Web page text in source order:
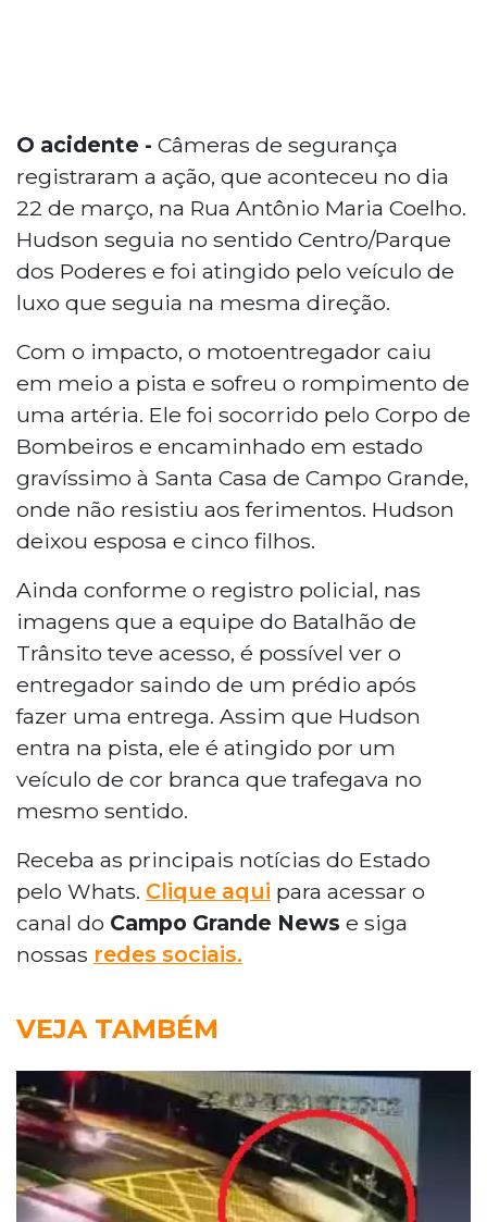
O acidente - Câmeras de segurança
registraram a ação, que aconteceu no dia
22 de março, na Rua Antônio Maria Coelho.
Hudson seguia no sentido Centro/Parque
dos Poderes e foi atingido pelo veículo de
luxo que seguia na mesma direção.
Com o impacto, o motoentregador caiu
em meio a pista e sofreu o rompimento de
uma artéria. Ele foi socorrido pelo Corpo de
Bombeiros e encaminhado em estado
gravíssimo à Santa Casa de Campo Grande,
onde não resistiu aos ferimentos. Hudson
deixou esposa e cinco filhos.
Ainda conforme o registro policial, nas
imagens que a equipe do Batalhão de
Trânsito teve acesso, é possível ver o
entregador saindo de um prédio após
fazer uma entrega. Assim que Hudson
entra na pista, ele é atingido por um
veículo de cor branca que trafegava no
mesmo sentido.
Receba as principais notícias do Estado
pelo Whats. Clique aqui para acessar o
canal do Campo Grande News e siga
nossas redes sociais.
VEJA TAMBÉM